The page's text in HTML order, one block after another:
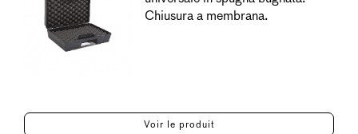
Chiusura a membrana.
Voir le produit